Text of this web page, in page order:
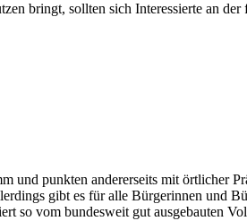
bringt, sollten sich Interessierte an
und punkten andererseits mit örtlicher
gibt es für alle Bürgerinnen und
so vom bundesweit gut ausgebauten